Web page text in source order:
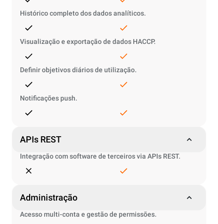
Histórico completo dos dados analíticos.
Visualização e exportação de dados HACCP.
Definir objetivos diários de utilização.
Notificações push.
APIs REST
Integração com software de terceiros via APIs REST.
Administração
Acesso multi-conta e gestão de permissões.